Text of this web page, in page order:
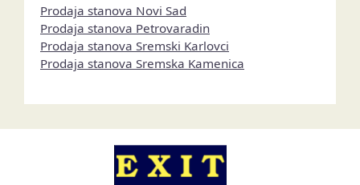
Prodaja stanova Novi Sad
Prodaja stanova Petrovaradin
Prodaja stanova Sremski Karlovci
Prodaja stanova Sremska Kamenica